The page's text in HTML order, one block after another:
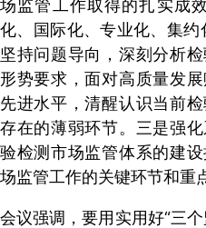
场监管工作取得的扎实成
化、国际化、专业化、集
坚持问题导向，深刻分析
形势要求，面对高质量发
先进水平，清醒认识当前
存在的薄弱环节。三是强
验检测市场监管体系的建
场监管工作的关键环节和重
会议强调，要用实用好“三